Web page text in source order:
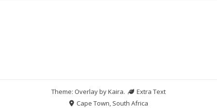
Theme: Overlay byKaira.
Extra Text
Cape Town, South Africa